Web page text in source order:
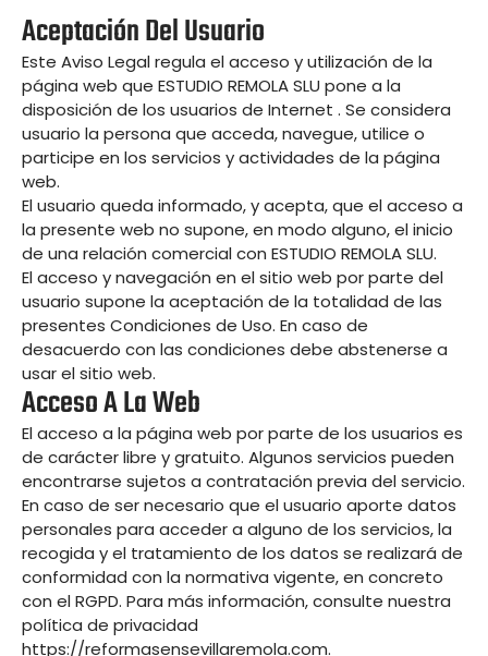
Aceptación Del Usuario
Este Aviso Legal regula el acceso y utilización de la
página web que ESTUDIO REMOLA SLU pone a la
disposición de los usuarios de Internet . Se considera
usuario la persona que acceda, navegue, utilice o
participe en los servicios y actividades de la página
web.
El usuario queda informado, y acepta, que el acceso a
la presente web no supone, en modo alguno, el inicio
de una relación comercial con ESTUDIO REMOLA SLU.
El acceso y navegación en el sitio web por parte del
usuario supone la aceptación de la totalidad de las
presentes Condiciones de Uso. En caso de
desacuerdo con las condiciones debe abstenerse a
usar el sitio web.
Acceso A La Web
El acceso a la página web por parte de los usuarios es
de carácter libre y gratuito. Algunos servicios pueden
encontrarse sujetos a contratación previa del servicio.
En caso de ser necesario que el usuario aporte datos
personales para acceder a alguno de los servicios, la
recogida y el tratamiento de los datos se realizará de
conformidad con la normativa vigente, en concreto
con el RGPD. Para más información, consulte nuestra
política de privacidad
https://reformasensevillaremola.com.